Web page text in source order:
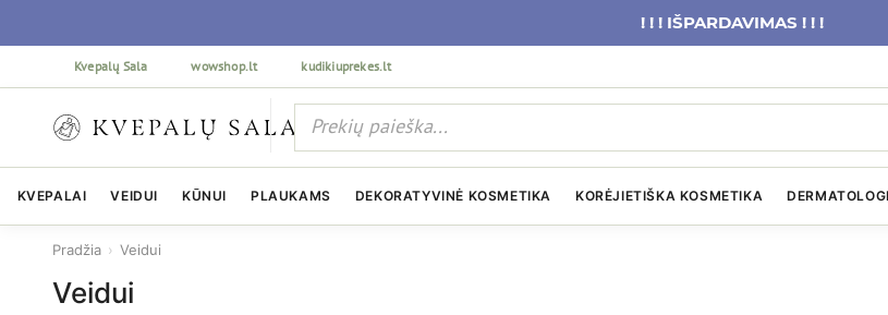
! ! ! IŠPARDAVIMAS ! ! !
Kvepalų Sala wowshop.lt kudikiuprekes.lt
KVEPALAI VEIDUI KŪNUI PLAUKAMS DEKORATYVINĖ KOSMETIKA KORĖJIETIŠKA KOSMETIKA
Pradžia › Veidui
Veidui